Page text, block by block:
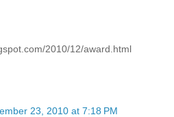
2010/12/award.html
23, 2010 at 7:18 PM